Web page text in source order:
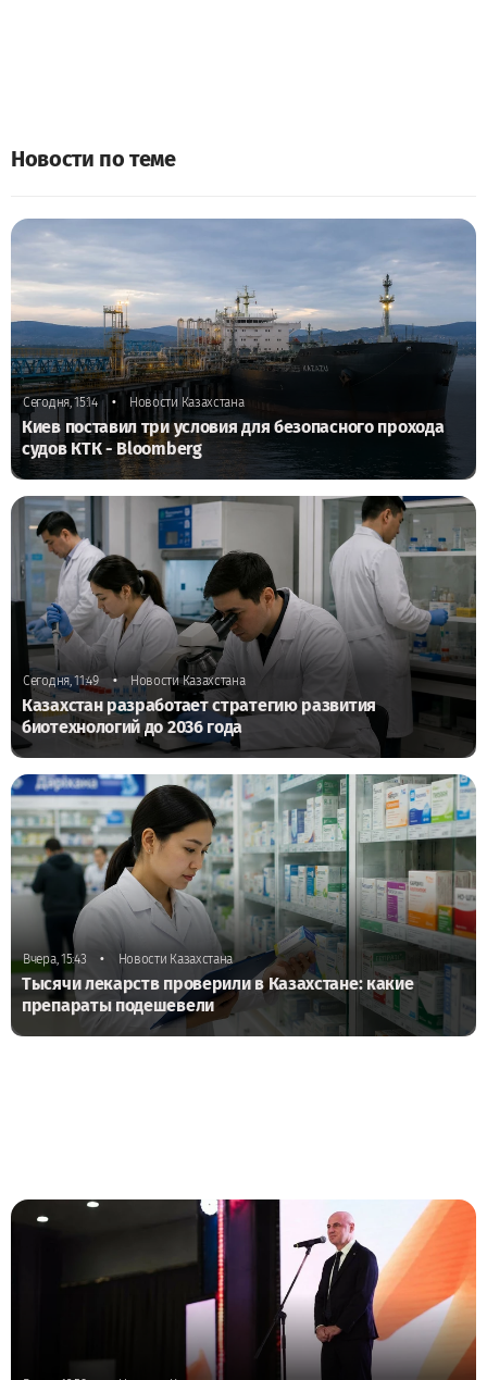
Новости по теме
Сегодня, 15:14 • Новости Казахстана
Киев поставил три условия для безопасного прохода
судов КТК - Bloomberg
Сегодня, 11:49 • Новости Казахстана
Казахстан разработает стратегию развития
биотехнологий до 2036 года
Вчера, 15:43 • Новости Казахстана
Тысячи лекарств проверили в Казахстане: какие
препараты подешевели